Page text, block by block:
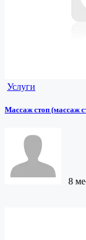
Услуги
Массаж стоп (массаж
8